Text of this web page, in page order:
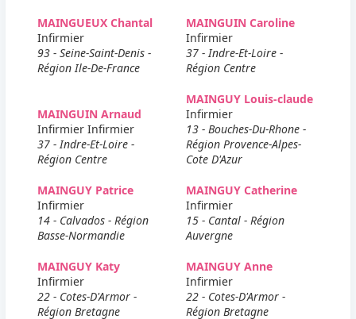
MAINGUEUX Chantal
Infirmier
93 - Seine-Saint-Denis -
Région Ile-De-France
MAINGUIN Caroline
Infirmier
37 - Indre-Et-Loire -
Région Centre
MAINGUIN Arnaud
Infirmier Infirmier
37 - Indre-Et-Loire -
Région Centre
MAINGUY Louis-claude
Infirmier
13 - Bouches-Du-Rhone -
Région Provence-Alpes-
Cote D'Azur
MAINGUY Patrice
Infirmier
14 - Calvados - Région
Basse-Normandie
MAINGUY Catherine
Infirmier
15 - Cantal - Région
Auvergne
MAINGUY Katy
Infirmier
22 - Cotes-D'Armor -
Région Bretagne
MAINGUY Anne
Infirmier
22 - Cotes-D'Armor -
Région Bretagne